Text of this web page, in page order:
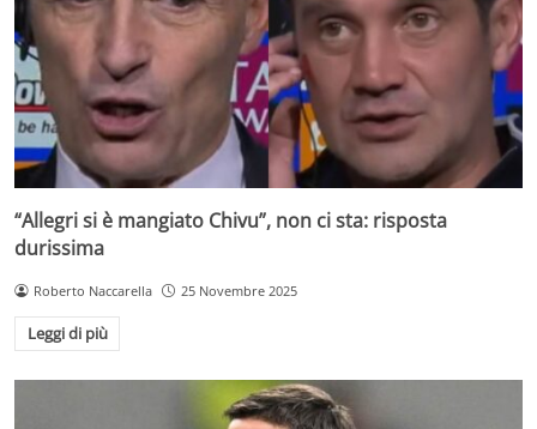
“Allegri si è mangiato Chivu”, non ci sta: risposta
durissima
Roberto Naccarella 25 Novembre 2025
Leggi di più